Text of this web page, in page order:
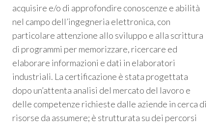
acquisire e/o di approfondire conoscenze e abilità
nel campo dell’ingegneria elettronica, con
particolare attenzione allo sviluppo e alla scrittura
di programmi per memorizzare, ricercare ed
elaborare informazioni e dati in elaboratori
industriali. La certificazione è stata progettata
dopo un’attenta analisi del mercato del lavoro e
delle competenze richieste dalle aziende in cerca di
risorse da assumere; è strutturata su dei percorsi